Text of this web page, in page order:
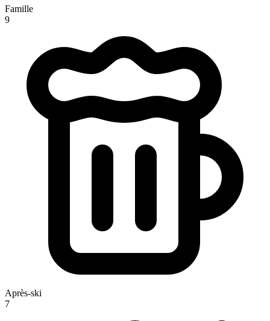
Famille
9
Après-ski
7